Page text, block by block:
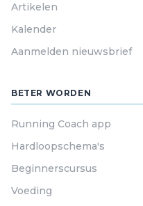
Artikelen
Kalender
Aanmelden nieuwsbrief
BETER WORDEN
Running Coach app
Hardloopschema's
Beginnerscursus
Voeding